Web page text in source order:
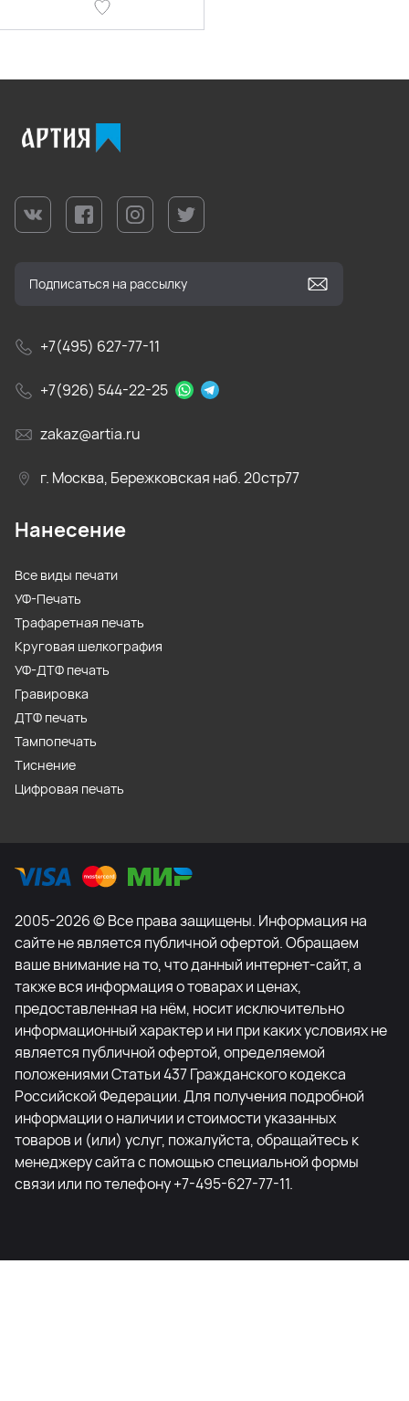
+7(495) 627-77-11
+7(926) 544-22-25
zakaz@artia.ru
г. Москва, Бережковская наб. 20стр77
Нанесение
Все виды печати
УФ-Печать
Трафаретная печать
Круговая шелкография
УФ-ДТФ печать
Гравировка
ДТФ печать
Тампопечать
Тиснение
Цифровая печать
2005-2026 © Все права защищены. Информация на
сайте не является публичной офертой. Обращаем
ваше внимание на то, что данный интернет-сайт, а
также вся информация о товарах и ценах,
предоставленная на нём, носит исключительно
информационный характер и ни при каких условиях не
является публичной офертой, определяемой
положениями Статьи 437 Гражданского кодекса
Российской Федерации. Для получения подробной
информации о наличии и стоимости указанных
товаров и (или) услуг, пожалуйста, обращайтесь к
менеджеру сайта с помощью специальной формы
связи или по телефону +7-495-627-77-11.